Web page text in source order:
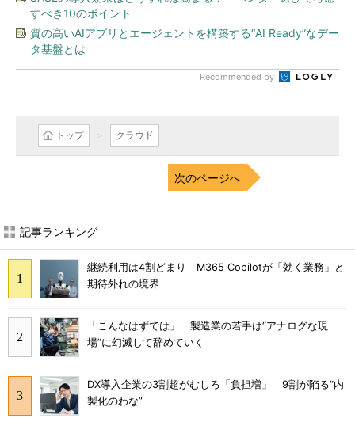
すべき10のポイント
質の高いAIアプリとエージェントを構築する“AI Ready”なデー
タ基盤とは
Recommended by
トップ クラウド
次のページへ
記事ランキング
継続利用は4割どまり M365 Copilotが「効く業務」と
期待外れの境界
「こんなはずでは」 製造業の若手は“アナログな現
場”に幻滅して辞めていく
DX導入企業の3割超がむしろ「負担増」 9割が陥る“内
製化のわな”